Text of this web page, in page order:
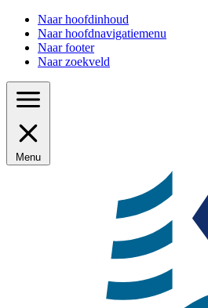
Naar hoofdinhoud
Naar hoofdnavigatiemenu
Naar footer
Naar zoekveld
Menu